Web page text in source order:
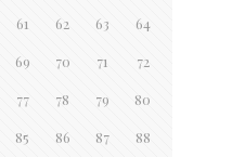
61 62 63 64
69 70 71 72
77 78 79 80
85 86 87 88